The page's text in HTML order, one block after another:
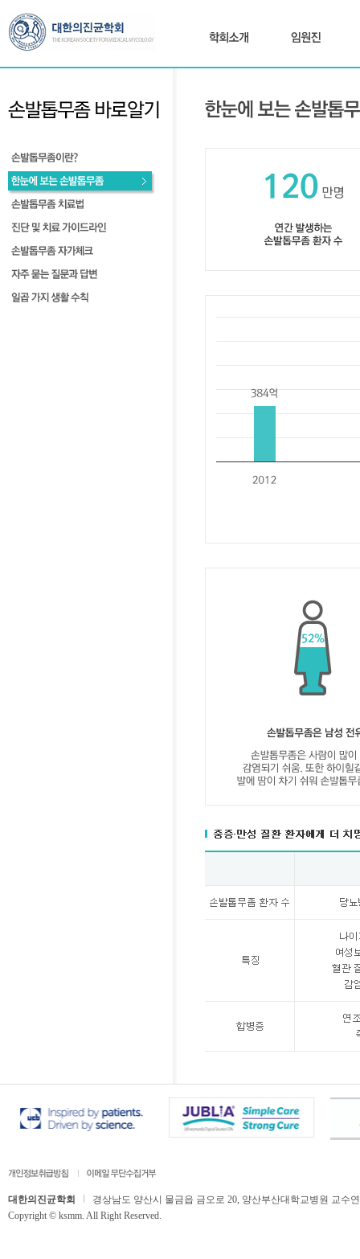
대한의진균학회
경상남도 양산시 물금읍 금오로 20, 양산부산대학교병원 교수
Copyright © ksmm. All Right Reserved.